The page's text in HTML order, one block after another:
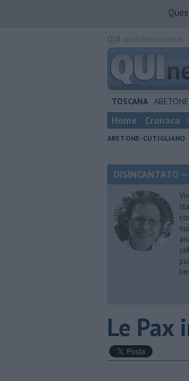
TOSCANA ABETONE
Home Cronaca
ABETONE-CUTIGLIANO
DISINCANTATO
Le Pax